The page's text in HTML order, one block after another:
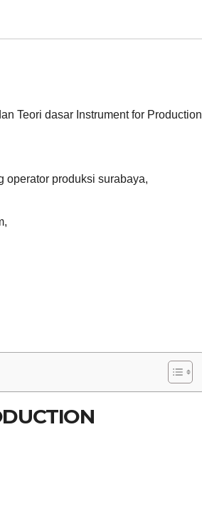
Teori dasar Instrument for Production
operator produksi surabaya,
,